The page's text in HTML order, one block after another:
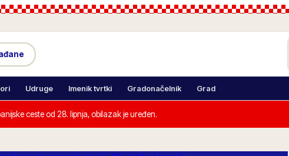
Udruge Imenik tvrtki Gradonačelnik Grad
ceste od 28. lipnja, obilazak je uređen.